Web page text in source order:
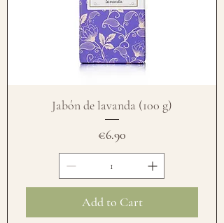
Jabón de lavanda (100 g)
Price
€6.90
Add to Cart